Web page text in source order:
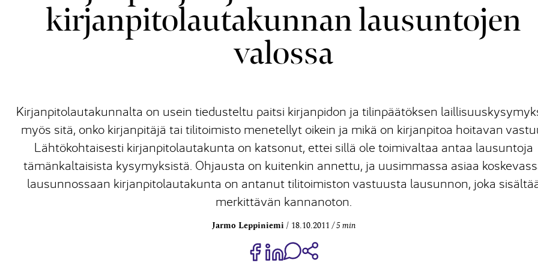
kirjanpitolautakunnan lausuntojen
valossa
Kirjanpitolautakunnalta on usein tiedusteltu paitsi kirjanpidon ja tilinpäätöksen
myös sitä, onko kirjanpitäjä tai tilitoimisto menetellyt oikein ja mikä on kirjanpitoa hoitavan
Lähtökohtaisesti kirjanpitolautakunta on katsonut, ettei sillä ole toimivaltaa antaa lausuntoja
tämänkaltaisista kysymyksistä. Ohjausta on kuitenkin annettu, ja uusimmassa asiaa
lausunnossaan kirjanpitolautakunta on antanut tilitoimiston vastuusta lausunnon, joka
merkittävän kannanoton.
Jarmo Leppiniemi 18.10.2011 5 min
Jaa Share on Facebook
Jaa Share on LinkedIn
Jaa WhatsApp-viestinä